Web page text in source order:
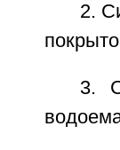
2.
3.